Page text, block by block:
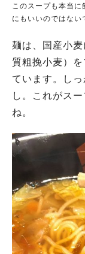
このスープも本当に
にもいいのではない
麺は、国産小
質粗挽小麦）
ています。し
し。これがス
ね。